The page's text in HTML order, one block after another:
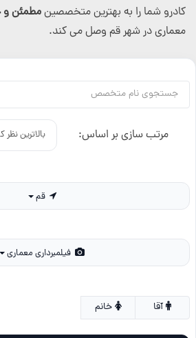
کادرو شما را به بهترین متخصصینمطمئن و
معماری در شهر قم وصل می کند.
مرتب سازی بر اساس:
قم
خانم